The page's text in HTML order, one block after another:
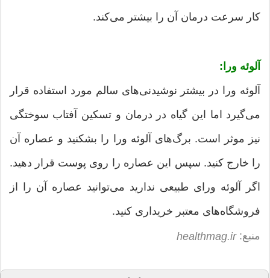
کار سرعت درمان آن را بیشتر می‌کند.
آلوئه ورا:
آلوئه ورا در بیشتر نوشیدنی‌های سالم مورد استفاده قرار
می‌گیرد اما این گیاه در درمان و تسکین آفتاب سوختگی
نیز موثر است. برگ‌های آلوئه ورا را بشکنید و عصاره آن
را خارج کنید. سپس این عصاره را روی پوست قرار دهید.
اگر آلوئه ورای طبیعی ندارید می‌توانید عصاره آن را از
فروشگاه‌های معتبر خریداری کنید.
منبع:healthmag.ir